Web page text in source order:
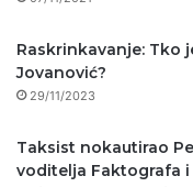
Raskrinkavanje: Tko
Jovanović?
29/11/2023
Taksist nokautirao
voditelja Faktografa